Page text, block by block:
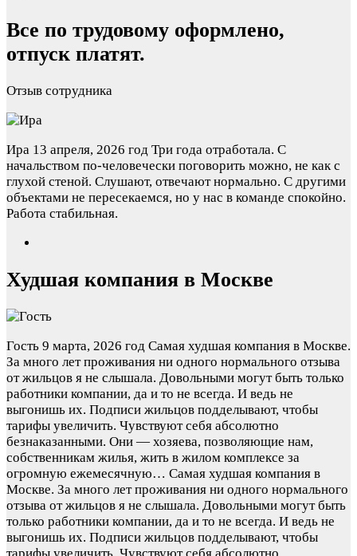
Все по трудовому оформлено,
отпуск платят.
Отзыв сотрудника
Ира 13 апреля, 2026 год Три года отработала. С
начальством по-человечески поговорить можно, не как с
глухой стеной. Слушают, отвечают нормально. С другими
объектами не пересекаемся, но у нас в команде спокойно.
Работа стабильная.
Худшая компания в Москве
Гость 9 марта, 2026 год Самая худшая компания в Москве.
За много лет проживания ни одного нормального отзыва
от жильцов я не слышала. Довольными могут быть только
работники компании, да и то не всегда. И ведь не
выгонишь их. Подписи жильцов подделывают, чтобы
тарифы увеличить. Чувствуют себя абсолютно
безнаказанными. Они — хозяева, позволяющие нам,
собственникам жилья, жить в жилом комплексе за
огромную ежемесячную… Самая худшая компания в
Москве. За много лет проживания ни одного нормального
отзыва от жильцов я не слышала. Довольными могут быть
только работники компании, да и то не всегда. И ведь не
выгонишь их. Подписи жильцов подделывают, чтобы